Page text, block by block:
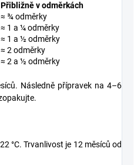
Přibližně v odměrkách
≈ ¾ odměrky
≈ 1 a ¼ odměrky
≈ 1 a ½ odměrky
≈ 2 odměrky
≈ 2 a ½ odměrky
Následně přípravek na 4–6
°C. Trvanlivost je 12 měsíců od